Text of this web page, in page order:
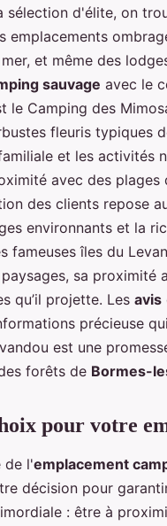
sélection d'élite, on
emplacements
et même des
sauvage avec le
le Camping des
fleuris typiques
et les activités
avec des
des clients repose
environnants et la
fameuses îles du
sa
qu’il projette. Les avis
précieuse
est une
forêts de Bormes-
pour votre
de l'emplacement
décision pour
: être à